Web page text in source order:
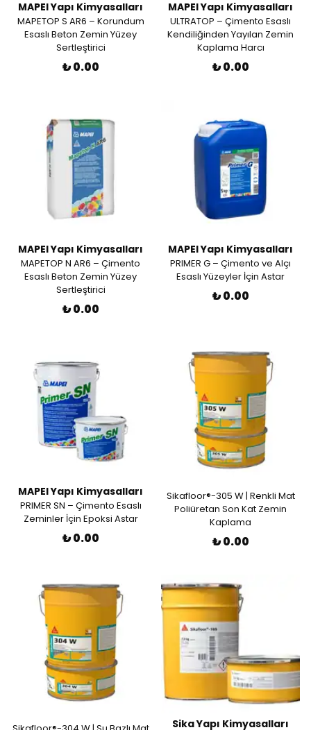
MAPEI Yapı Kimyasalları
MAPETOP S AR6 – Korundum
Esaslı Beton Zemin Yüzey
Sertleştirici
₺ 0.00
MAPEI Yapı Kimyasalları
ULTRATOP – Çimento Esaslı
Kendiliğinden Yayılan Zemin
Kaplama Harcı
₺ 0.00
MAPEI Yapı Kimyasalları
MAPETOP N AR6 – Çimento
Esaslı Beton Zemin Yüzey
Sertleştirici
₺ 0.00
MAPEI Yapı Kimyasalları
PRIMER G – Çimento ve Alçı
Esaslı Yüzeyler İçin Astar
₺ 0.00
MAPEI Yapı Kimyasalları
PRIMER SN – Çimento Esaslı
Zeminler İçin Epoksi Astar
₺ 0.00
Sikafloor®-305 W | Renkli Mat
Poliüretan Son Kat Zemin
Kaplama
₺ 0.00
Sika Yapı Kimyasalları